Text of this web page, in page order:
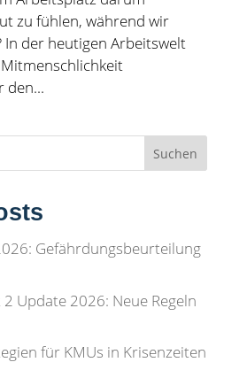
zu fühlen, während wir
In der heutigen Arbeitswelt
den...
Suchen
Gefährdungsbeurteilung
Update 2026: Neue Regeln
für KMUs in Krisenzeiten